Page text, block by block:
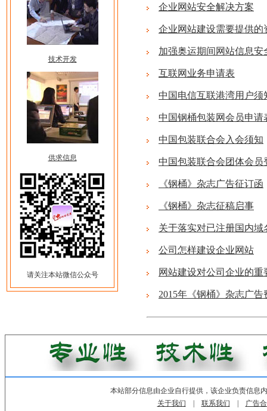
技术开发
供求信息
请关注本站微信公众号
企业网站安全解决方案
企业网站建设需要提供的
加强奥运期间网站信息安
互联网业务申请表
中国电信互联港湾用户须
中国钢桶包装网会员申请
中国包装联合会入会须知
中国包装联合会团体会员
《钢桶》杂志广告征订函
《钢桶》杂志征稿启事
关于落实对已注册国内
公司怎样建设企业网站
网站建设对公司企业的重
2015年《钢桶》杂志广告
本站部分信息由企业自行提供，该企业负责信息
关于我们
联系我们
广告